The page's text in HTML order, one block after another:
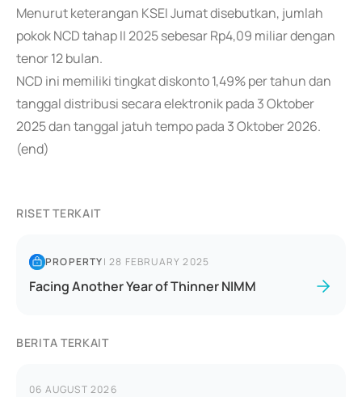
Menurut keterangan KSEI Jumat disebutkan, jumlah
pokok NCD tahap II 2025 sebesar Rp4,09 miliar dengan
tenor 12 bulan.
NCD ini memiliki tingkat diskonto 1,49% per tahun dan
tanggal distribusi secara elektronik pada 3 Oktober
2025 dan tanggal jatuh tempo pada 3 Oktober 2026.
(end)
RISET TERKAIT
PROPERTY|28 FEBRUARY 2025
Facing Another Year of Thinner NIMM
BERITA TERKAIT
06 AUGUST 2026